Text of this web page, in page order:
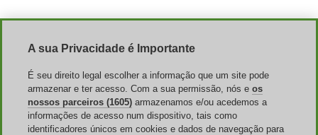
App Móvel
A sua Privacidade é Importante
É seu direito legal escolher a informação que um site pode
armazenar e ter acesso. Com a sua permissão, nós e os
nossos parceiros (1605) armazenamos e/ou acedemos a
informações de acesso num dispositivo, tais como
identificadores únicos em cookies e dados de navegação para